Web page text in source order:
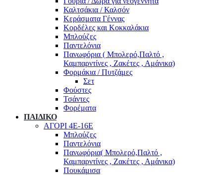
Καλτσάκια / Καλσόν
Κεράσματα Γέννας
Κορδέλες και Κοκκαλάκια
Μπλούζες
Παντελόνια
Πανωφόρια ( Μπολερό,Παλτό ,
Καμπαρντίνες , Ζακέτες , Αμάνικα)
Φορμάκια / Πυτζάμες
Σετ
Φούστες
Τσάντες
Φορέματα
ΠΑΙΔΙΚΟ
ΑΓΟΡΙ 4Ε-16Ε
Μπλούζες
Παντελόνια
Πανωφόρια( Μπολερό,Παλτό ,
Καμπαρντίνες , Ζακέτες , Αμάνικα)
Πουκάμισα